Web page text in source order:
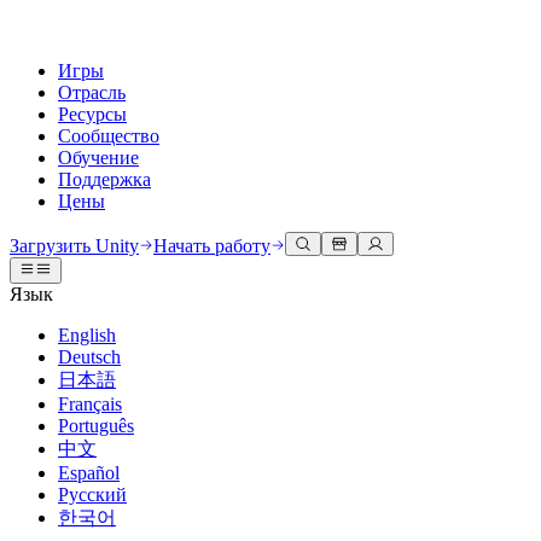
Игры
Отрасль
Ресурсы
Сообщество
Обучение
Поддержка
Цены
Движок Unity
Создавайте 2D и 3D игры для любой платформы
Совместная работа
Сотрудничайте и быстро вносите изменения с вашей командой
Загрузить Unity
Тарифы и цены
Развертывание
Многоплатформенность
3D сотрудничество
Создавайте и просматривайте 3D проекты в реальном времени
Иммерсивное обучение
Обучение в иммерсивных средах
Пользовательские опыты
Создавайте интерактивные 3D опыты
Отрасли
Производство
Документация
Инструменты для разработчиков
Версии релизов и трекер проблем
План развития
Обзор предстоящих функций
Глоссарий
Обсуждения
События
Глобальные и местные события
Истории сообщества
Made with Unity
Показ Unity-креаторов
Unity Learn
Освойте навыки Unity бесплатно
Профессиональное обучение
Повышайте уровень своей команды с тренерами Unity
Не использовали Unity раньше
С чего начать
Приступите к обучению
Основные пути Unity
Получить помощь
Помогаем вам добиться успеха с Unity
Планы успеха
Достигайте своих целей быстрее с помощью экспертов
FAQ
Ответы на часто задаваемые вопросы
Связаться с нами
Свяжитесь с нашей командой
Загрузить Unity Начать работу
Язык
English
Deutsch
日本語
Français
Português
中文
Español
Русский
한국어